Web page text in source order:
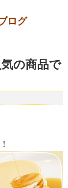
ログ
の商品で